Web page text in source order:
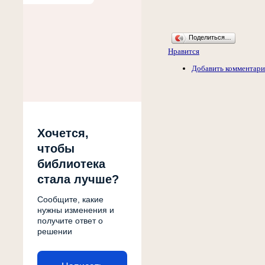
Хочется,
чтобы
библиотека
стала лучше?
Сообщите, какие
нужны изменения и
получите ответ о
решении
Поделиться…
Нравится
Добавить